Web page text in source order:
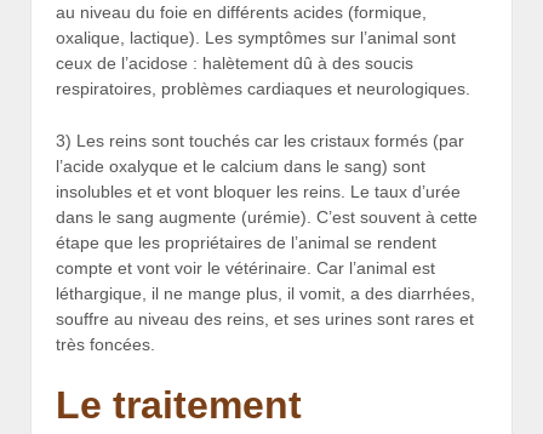
au niveau du foie en différents acides (formique,
oxalique, lactique). Les symptômes sur l’animal sont
ceux de l’acidose : halètement dû à des soucis
respiratoires, problèmes cardiaques et neurologiques.
3) Les reins sont touchés car les cristaux formés (par
l’acide oxalyque et le calcium dans le sang) sont
insolubles et et vont bloquer les reins. Le taux d’urée
dans le sang augmente (urémie). C’est souvent à cette
étape que les propriétaires de l’animal se rendent
compte et vont voir le vétérinaire. Car l’animal est
léthargique, il ne mange plus, il vomit, a des diarrhées,
souffre au niveau des reins, et ses urines sont rares et
très foncées.
Le traitement